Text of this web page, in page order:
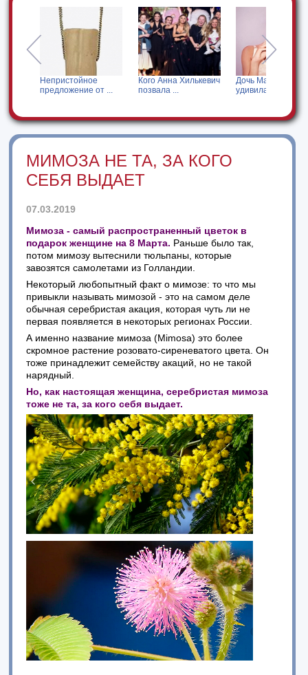
Непристойное
предложение от ...
Кого Анна Хилькевич
позвала ...
Дочь Мадонны
удивила своим ...
МИМОЗА НЕ ТА, ЗА КОГО
СЕБЯ ВЫДАЕТ
07.03.2019
Мимоза - самый распространенный цветок в
подарок женщине на 8 Марта. Раньше было так,
потом мимозу вытеснили тюльпаны, которые
завозятся самолетами из Голландии.
Некоторый любопытный факт о мимозе: то что мы
привыкли называть мимозой - это на самом деле
обычная серебристая акация, которая чуть ли не
первая появляется в некоторых регионах России.
А именно название мимоза (Mimosa) это более
скромное растение розовато-сиреневатого цвета. Он
тоже принадлежит семейству акаций, но не такой
нарядный.
Но, как настоящая женщина, серебристая мимоза
тоже не та, за кого себя выдает.